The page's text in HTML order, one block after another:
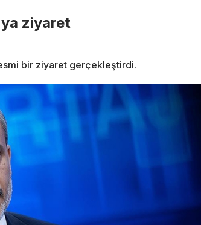
ziyaret
bir ziyaret gerçekleştirdi.